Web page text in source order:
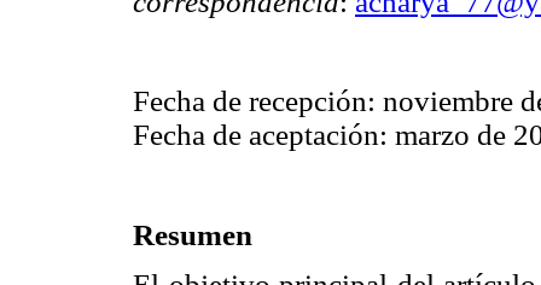
Fecha de recepción: noviembre
Fecha de aceptación: marzo de
Resumen